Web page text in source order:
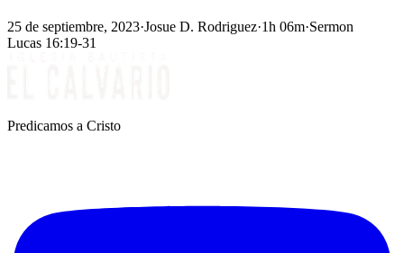
25 de septiembre, 2023·Josue D. Rodriguez·1h 06m·Sermon
Lucas 16:19-31
Predicamos a Cristo